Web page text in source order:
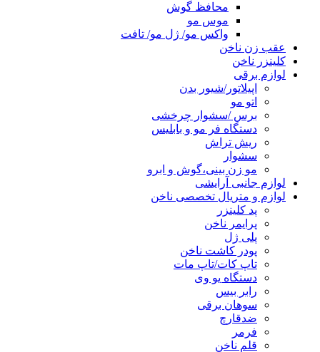
محافظ گوش
موس مو
واکس مو/ ژل مو/ تافت
عقب زن ناخن
کلینزر ناخن
لوازم برقی
اپیلاتور/شیور بدن
اتو مو
برس /سشوار چرخشی
دستگاه فر مو و بابلیس
ریش تراش
سشوار
مو زن بینی،گوش و ابرو
لوازم جانبی آرایشی
لوازم و متریال تخصصی ناخن
پد کلینزر
پرایمر ناخن
پلی ژل
پودر کاشت ناخن
تاپ کات/تاپ مات
دستگاه یو وی
رابر بیس
سوهان برقی
ضدقارچ
فرمر
قلم ناخن